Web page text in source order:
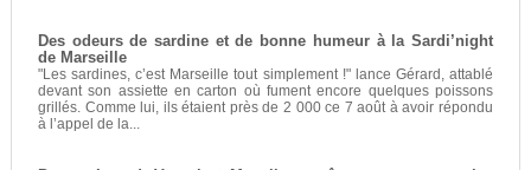
Des odeurs de sardine et de bonne humeur à la Sardi’night
de Marseille
"Les sardines, c’est Marseille tout simplement !" lance Gérard, attablé
devant son assiette en carton où fument encore quelques poissons
grillés. Comme lui, ils étaient près de 2 000 ce 7 août à avoir répondu
à l’appel de la...